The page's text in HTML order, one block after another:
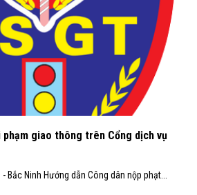
phạm giao thông trên Cổng dịch vụ
Bắc Ninh Hướng dẫn Công dân nộp phạt...